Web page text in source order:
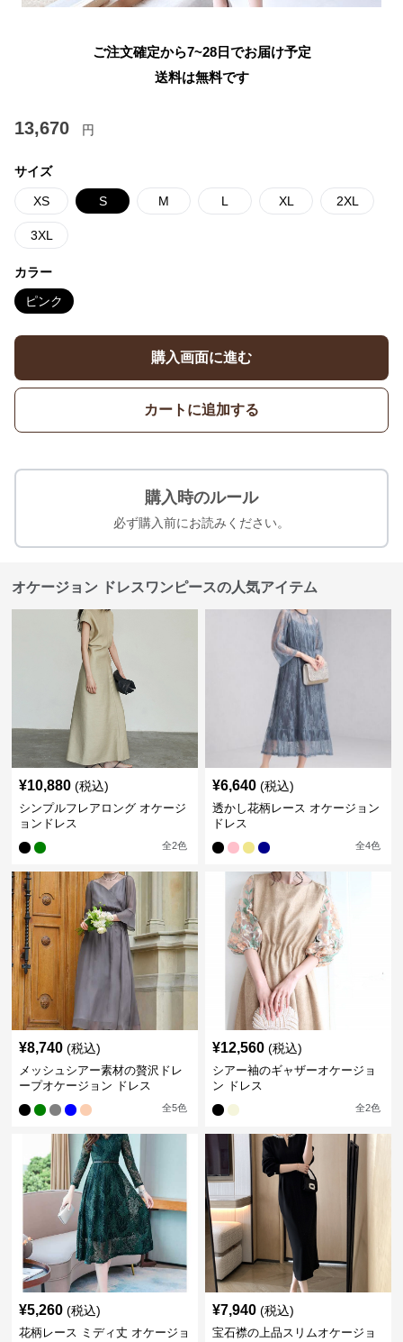
ご注文確定から7~28日でお届け予定
送料は無料です
13,670 円
サイズ
XS S M L XL 2XL
3XL
カラー
ピンク
購入画面に進む
カートに追加する
購入時のルール
必ず購入前にお読みください。
オケージョン ドレスワンピースの人気アイテム
¥10,880 (税込)
シンプルフレアロング オケージ
ョンドレス
全2色
¥6,640 (税込)
透かし花柄レース オケージョン
ドレス
全4色
¥8,740 (税込)
メッシュシアー素材の贅沢ドレ
ープオケージョン ドレス
全5色
¥12,560 (税込)
シアー袖のギャザーオケージョ
ン ドレス
全2色
¥5,260 (税込)
花柄レース ミディ丈 オケージョ
¥7,940 (税込)
宝石襟の上品スリムオケージョ